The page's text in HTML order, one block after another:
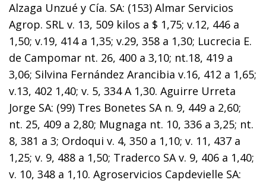
Alzaga Unzué y Cía. SA: (153) Almar Servicios
Agrop. SRL v. 13, 509 kilos a $ 1,75; v.12, 446 a
1,50; v.19, 414 a 1,35; v.29, 358 a 1,30; Lucrecia E.
de Campomar nt. 26, 400 a 3,10; nt.18, 419 a
3,06; Silvina Fernández Arancibia v.16, 412 a 1,65;
v.13, 402 1,40; v. 5, 334 A 1,30. Aguirre Urreta
Jorge SA: (99) Tres Bonetes SA n. 9, 449 a 2,60;
nt. 25, 409 a 2,80; Mugnaga nt. 10, 336 a 3,25; nt.
8, 381 a 3; Ordoqui v. 4, 350 a 1,10; v. 11, 437 a
1,25; v. 9, 488 a 1,50; Traderco SA v. 9, 406 a 1,40;
v. 10, 348 a 1,10. Agroservicios Capdevielle SA: